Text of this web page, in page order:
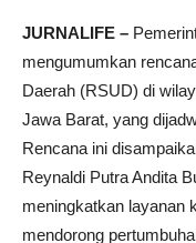
JURNALIFE –
mengumumkan
Daerah (RSUD) di
Jawa Barat, yang
Rencana ini
Reynaldi Putra Andita
meningkatkan layanan
mendorong